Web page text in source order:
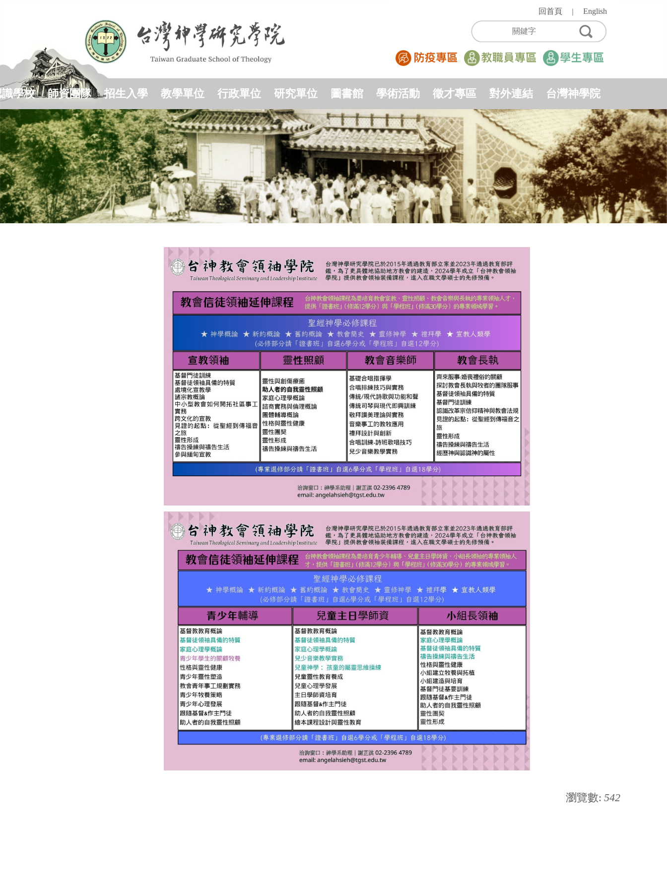
區
回首頁 ｜English
學校 師資團隊 招生入學 教學單位 行政單位 研究單位 圖書館 學術活動 徵才專區 對外連結 台灣神學院
瀏覽數: 542